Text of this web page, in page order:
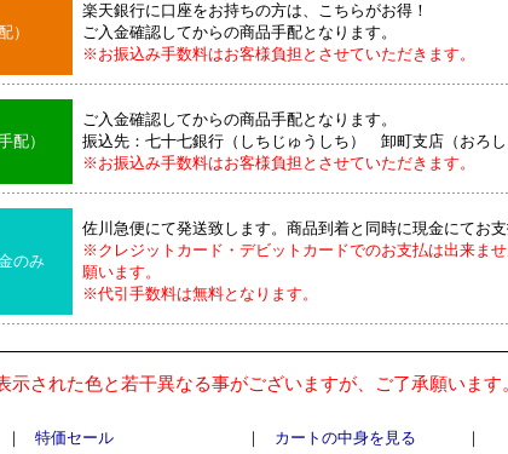
）
楽天銀行に口座をお持ちの方は、こちらがお得！
ご入金確認してからの商品手配となります。
※お振込み手数料はお客様負担とさせていただきます。
配）
ご入金確認してからの商品手配となります。
振込先：七十七銀行（しちじゅうしち） 卸町支店（おろし
※お振込み手数料はお客様負担とさせていただきます。
のみ
佐川急便にて発送致します。商品到着と同時に現金にてお支
※クレジットカード・デビットカードでのお支払は出来ま
願います。
※代引手数料は無料となります。
示された色と若干異なる事がございますが、ご了承願います
｜ 特価セール ｜ カートの中身を見る ｜